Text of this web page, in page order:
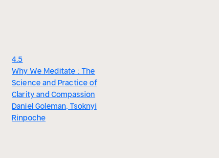
4.5
Why We Meditate : The
Science and Practice of
Clarity and Compassion
Daniel Goleman, Tsoknyi
Rinpoche